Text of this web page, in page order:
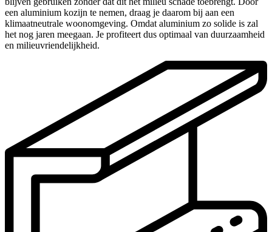
een aluminium kozijn te nemen, draag je daarom bij aan een
klimaatneutrale woonomgeving. Omdat aluminium zo solide is zal
het nog jaren meegaan. Je profiteert dus optimaal van duurzaamheid
en milieuvriendelijkheid.